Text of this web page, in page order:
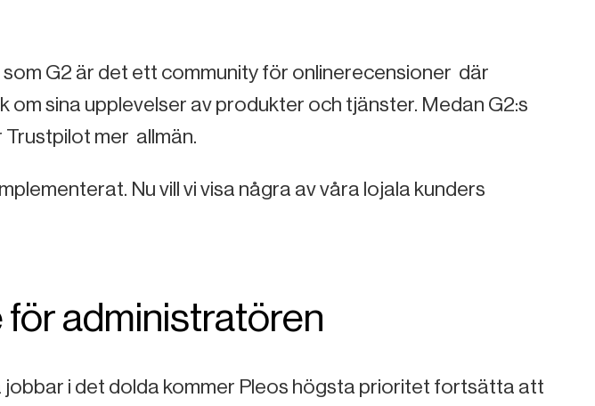
som G2 är det ett community för onlinerecensioner där
om sina upplevelser av produkter och tjänster. Medan G2:s
mer allmän.
Nu vill vi visa några av våra lojala kunders
administratören
i det dolda kommer Pleos högsta prioritet fortsätta att